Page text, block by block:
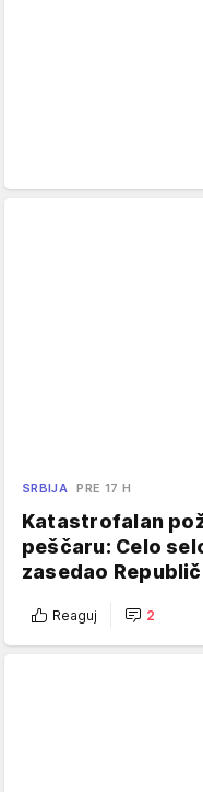
SRBIJA PRE 17 H
Katastrofalan
peščaru: Celo
zasedao
Reaguj 2